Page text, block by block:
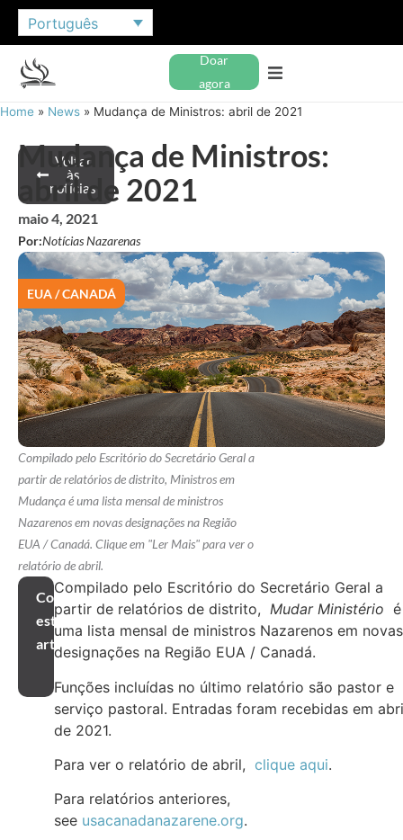
Português
Doar
agora
Home » News » Mudança de Ministros: abril de 2021
Voltar
às
notícias
Mudança de Ministros:
abril de 2021
maio 4, 2021
Por:Notícias Nazarenas
EUA / CANADÁ
Compilado pelo Escritório do Secretário Geral a
partir de relatórios de distrito, Ministros em
Mudança é uma lista mensal de ministros
Nazarenos em novas designações na Região
EUA / Canadá. Clique em "Ler Mais" para ver o
relatório de abril.
Compartilhar
este
artigo
Compilado pelo Escritório do Secretário Geral a
partir de relatórios de distrito, Mudar Ministério é
uma lista mensal de ministros Nazarenos em novas
designações na Região EUA / Canadá.
Funções incluídas no último relatório são pastor e
serviço pastoral. Entradas foram recebidas em
de 2021.
Para ver o relatório de abril, clique aqui.
Para relatórios anteriores,
see usacanadanazarene.org.